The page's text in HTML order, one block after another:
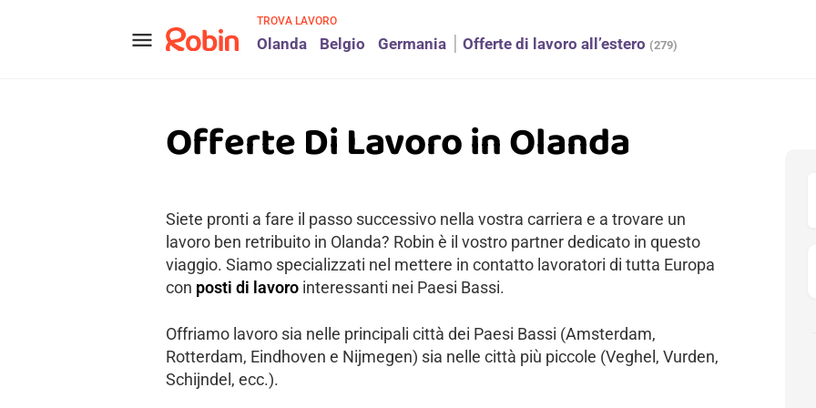
menu
TROVA LAVORO
Olanda Belgio Germania Offerte di lavoro all’estero (279)
Offerte Di Lavoro in Olanda
Siete pronti a fare il passo successivo nella vostra carriera e a trovare un
lavoro ben retribuito in Olanda? Robin è il vostro partner dedicato in questo
viaggio. Siamo specializzati nel mettere in contatto lavoratori di tutta Europa
con posti di lavoro interessanti nei Paesi Bassi.
Offriamo lavoro sia nelle principali città dei Paesi Bassi (Amsterdam,
Rotterdam, Eindhoven e Nijmegen) sia nelle città più piccole (Veghel, Vurden,
Schijndel, ecc.).